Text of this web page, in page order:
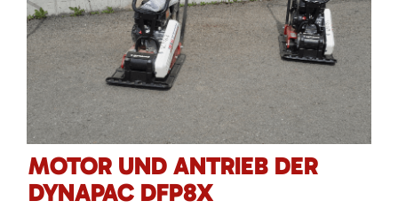
MOTOR UND ANTRIEB DER
DYNAPAC DFP8X